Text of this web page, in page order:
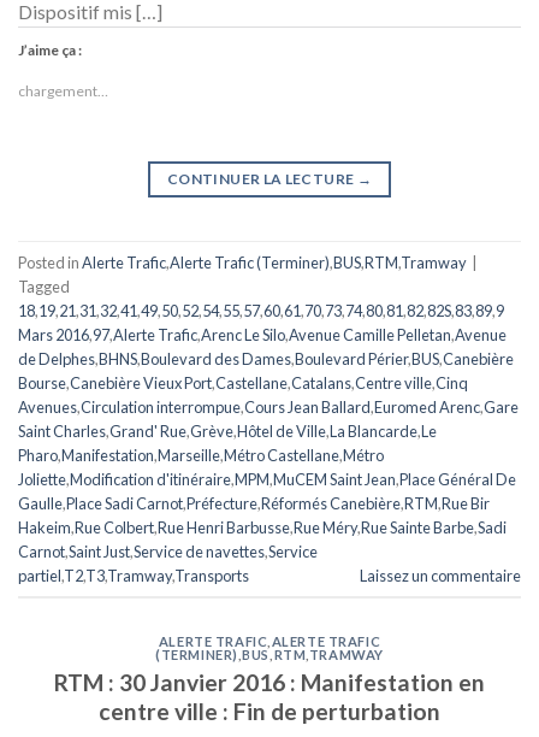
Dispositif mis […]
J’aime ça :
chargement…
CONTINUER LA LECTURE →
Posted inAlerte Trafic,Alerte Trafic (Terminer),BUS,RTM,Tramway
Tagged
18,19,21,31,32,41,49,50,52,54,55,57,60,61,70,73,74,80,81,82,82S,83,89,9
Mars 2016,97,Alerte Trafic,Arenc Le Silo,Avenue Camille Pelletan,Avenue
de Delphes,BHNS,Boulevard des Dames,Boulevard Périer,BUS,Canebière
Bourse,Canebière Vieux Port,Castellane,Catalans,Centre ville,Cinq
Avenues,Circulation interrompue,Cours Jean Ballard,Euromed Arenc,Gare
Saint Charles,Grand' Rue,Grève,Hôtel de Ville,La Blancarde,Le
Pharo,Manifestation,Marseille,Métro Castellane,Métro
Joliette,Modification d'itinéraire,MPM,MuCEM Saint Jean,Place Général De
Gaulle,Place Sadi Carnot,Préfecture,Réformés Canebière,RTM,Rue Bir
Hakeim,Rue Colbert,Rue Henri Barbusse,Rue Méry,Rue Sainte Barbe,Sadi
Carnot,Saint Just,Service de navettes,Service
partiel,T2,T3,Tramway,Transports Laissez un commentaire
ALERTE TRAFIC ALERTE TRAFIC
(TERMINER) ,BUS RTM TRAMWAY
RTM : 30 Janvier 2016 : Manifestation en
centre ville : Fin de perturbation